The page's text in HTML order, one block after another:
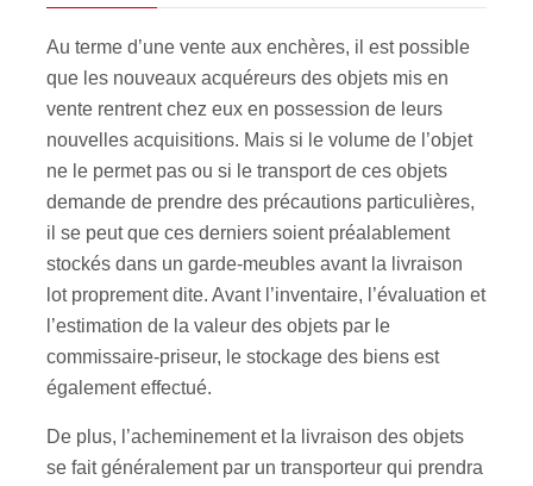
Au terme d’une vente aux enchères, il est possible
que les nouveaux acquéreurs des objets mis en
vente rentrent chez eux en possession de leurs
nouvelles acquisitions. Mais si le volume de l’objet
ne le permet pas ou si le transport de ces objets
demande de prendre des précautions particulières,
il se peut que ces derniers soient préalablement
stockés dans un garde-meubles avant la livraison
lot proprement dite. Avant l’inventaire, l’évaluation et
l’estimation de la valeur des objets par le
commissaire-priseur, le stockage des biens est
également effectué.
De plus, l’acheminement et la livraison des objets
se fait généralement par un transporteur qui prendra